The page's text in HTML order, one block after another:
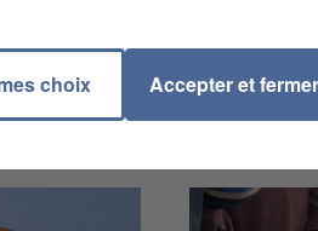
choix Accepter et fermer